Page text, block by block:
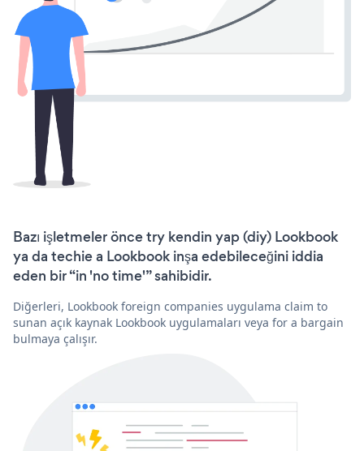
Bazı işletmeler önce try kendin yap (diy) Lookbook
ya da techie a Lookbook inşa edebileceğini iddia
eden bir “in 'no time'” sahibidir.
Diğerleri, Lookbook foreign companies uygulama claim to
sunan açık kaynak Lookbook uygulamaları veya for a bargain
bulmaya çalışır.